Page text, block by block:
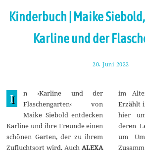
Kinderbuch | Maike
Karline und der
20. Juni 2022
i
2
0
2
2
I
n ›Karline und der
Flaschengarten‹ von
Maike Siebold entdecken
Karline und ihre Freunde einen
schönen Garten, der zu ihrem
Zufluchtsort wird. Auch ALEXA
im
Erzählt
hier
deren
um